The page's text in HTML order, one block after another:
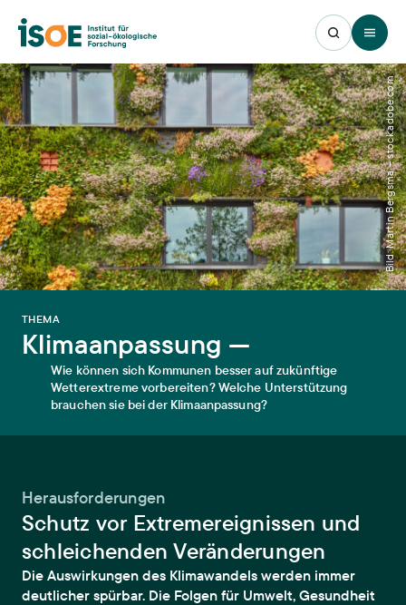
Open
Bild: Martin Bergsma – stock.adobe.com
THEMA
Klimaanpassung —
Wie können sich Kommunen besser auf zukünftige
Wetterextreme vorbereiten? Welche Unterstützung
brauchen sie bei der Klimaanpassung?
Herausforderungen
Schutz vor Extremereignissen und
schleichenden Veränderungen
Die Auswirkungen des Klimawandels werden immer
deutlicher spürbar. Die Folgen für Umwelt, Gesundheit